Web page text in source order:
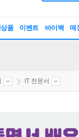
품 이벤트 바이백 매
IT 전문서